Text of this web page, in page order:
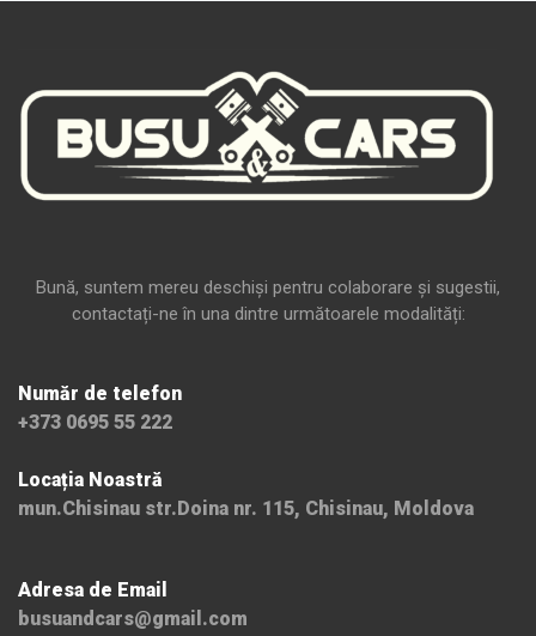
Bună, suntem mereu deschiși pentru colaborare și sugestii,
contactați-ne în una dintre următoarele modalități:
Număr de telefon
+373 0695 55 222
Locația Noastră
mun.Chisinau str.Doina nr. 115, Chisinau, Moldova
Adresa de Email
busuandcars@gmail.com